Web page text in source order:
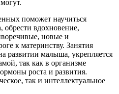
поможет научиться
обрести вдохновение,
новые и
к материнству. Занятия
развитии малыша, укрепляется
так как в организме
роста и развития.
так и интеллектуальное